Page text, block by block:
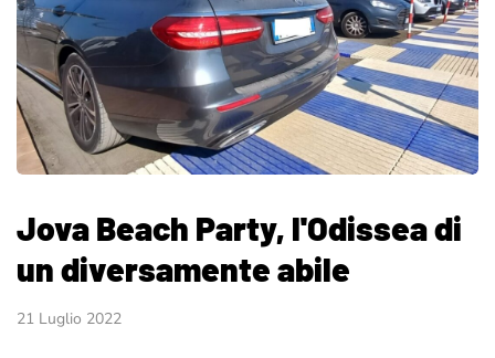
Jova Beach Party, l'Odissea di
un diversamente abile
21 Luglio 2022